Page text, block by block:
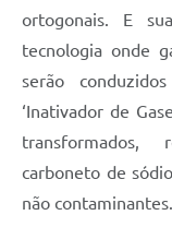
ortogonais. E
tecnologia onde
serão
‘Inativador de
transformados,
carboneto de
não contaminantes.